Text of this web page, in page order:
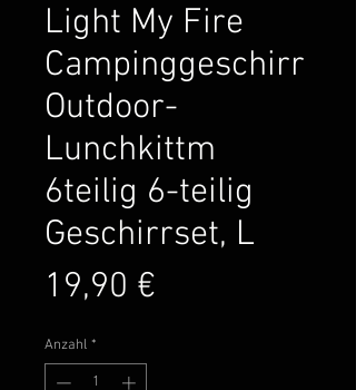
Light My Fire
Campinggeschirr
Outdoor-
Lunchkittm
6teilig 6-teilig
Geschirrset, L
19,90 €
Anzahl *